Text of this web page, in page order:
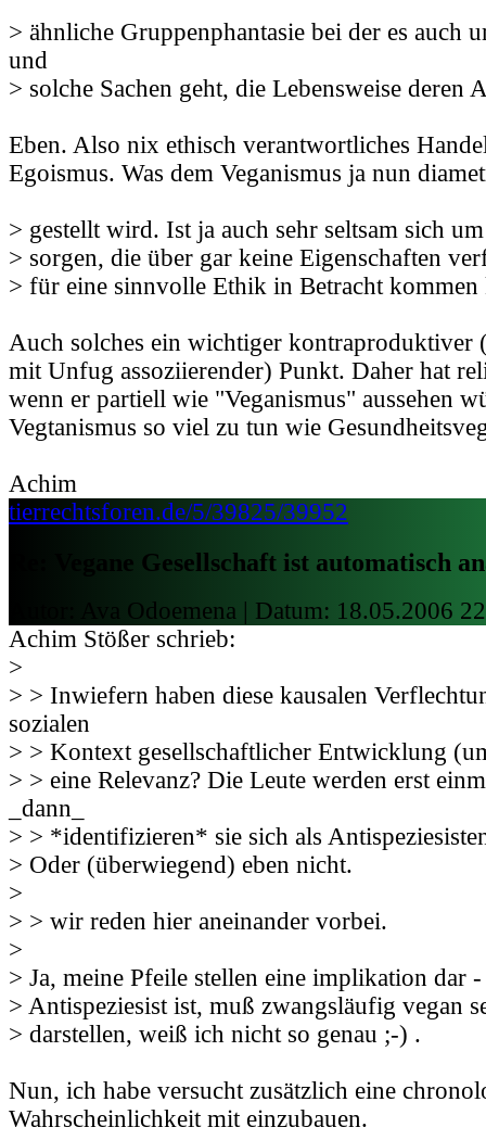
> ähnliche Gruppenphantasie bei der es auch
und
> solche Sachen geht, die Lebensweise deren
Eben. Also nix ethisch verantwortliches
Egoismus. Was dem Veganismus ja nun
> gestellt wird. Ist ja auch sehr seltsam sich
> sorgen, die über gar keine Eigenschaften
> für eine sinnvolle Ethik in Betracht kommen
Auch solches ein wichtiger kontraproduktiver
mit Unfug assoziierender) Punkt. Daher hat
wenn er partiell wie "Veganismus" aussehen
Vegtanismus so viel zu tun wie
Achim
tierrechtsforen.de/5/39825/39952
Re: Vegane Gesellschaft ist automatisch
Autor: Ava Odoemena | Datum: 18.05.2006
Achim Stößer schrieb:
>
> > Inwiefern haben diese kausalen
sozialen
> > Kontext gesellschaftlicher Entwicklung
> > eine Relevanz? Die Leute werden erst
_dann_
> > *identifizieren* sie sich als
> Oder (überwiegend) eben nicht.
>
> > wir reden hier aneinander vorbei.
>
> Ja, meine Pfeile stellen eine implikation dar
> Antispeziesist ist, muß zwangsläufig vegan
> darstellen, weiß ich nicht so genau ;-) .
Nun, ich habe versucht zusätzlich eine
Wahrscheinlichkeit mit einzubauen.